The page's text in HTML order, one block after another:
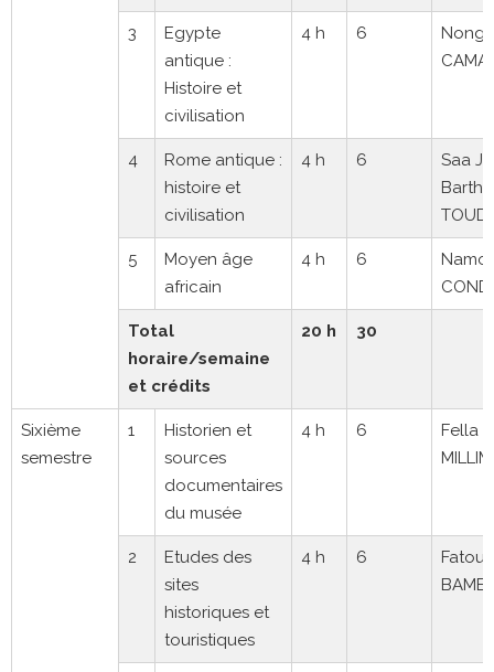
3
Egypte
antique :
Histoire et
civilisation
4 h 6
4
Rome antique :
histoire et
civilisation
4 h 6
Saa
5
Moyen âge
africain
4 h 6
Total
horaire/semaine
et crédits
20 h 30
Sixième
semestre
1
Historien et
sources
documentaires
du musée
4 h 6
Fella
2
Etudes des
sites
historiques et
touristiques
4 h 6